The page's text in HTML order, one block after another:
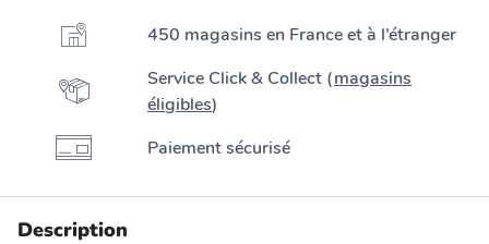
450 magasins en France et à l’étranger
Service Click & Collect (magasins
éligibles)
Paiement sécurisé
Description